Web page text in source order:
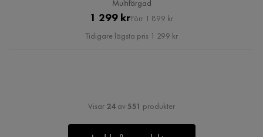
Multifärgad
Pris
1 299 krOriginal
Pris
Förr 1 899 kr
Tidigare lägsta pris 1 299 kr
Visar 24 av551 produkter